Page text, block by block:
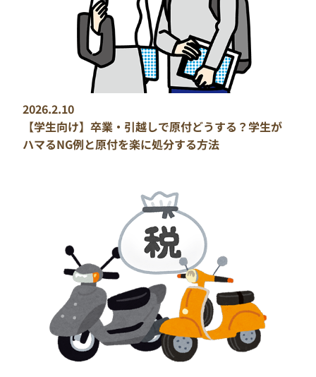
2026.2.10
【学生向け】卒業・引越しで原付どうする？学生が
ハマるNG例と原付を楽に処分する方法